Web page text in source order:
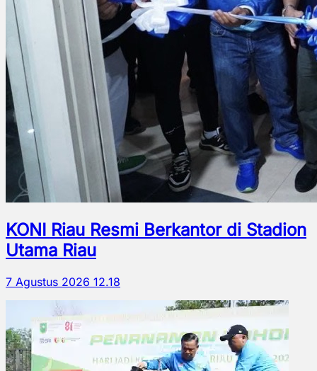
KONI Riau Resmi Berkantor di Stadion
Utama Riau
7 Agustus 2026 12.18